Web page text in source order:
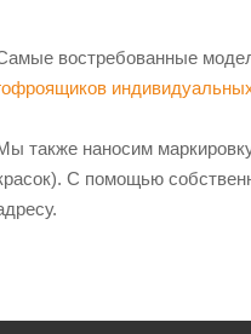
востребованные
также наносим
С помощью